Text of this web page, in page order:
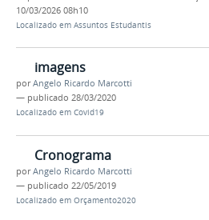
10/03/2026 08h10
Localizado em Assuntos Estudantis
imagens
porAngelo Ricardo Marcotti
— publicado 28/03/2020
Localizado em Covid19
Cronograma
porAngelo Ricardo Marcotti
— publicado 22/05/2019
Localizado em Orçamento2020